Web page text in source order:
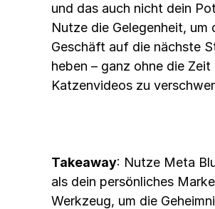
und das auch nicht dein
Nutze die Gelegenheit, um
Geschäft auf die nächste
heben – ganz ohne die Zeit
Katzenvideos zu
Takeaway: Nutze Meta
als dein persönliches
Werkzeug, um die